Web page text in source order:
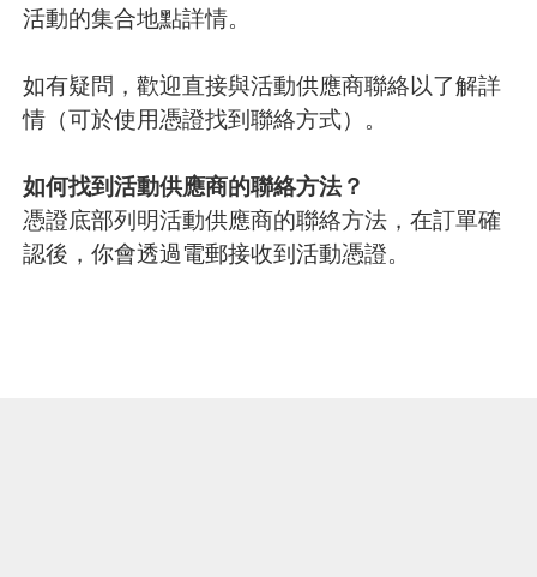
活動的集合地點詳情。
如有疑問，歡迎直接與活動供應商聯絡以了解詳
情（可於使用憑證找到聯絡方式）。
如何找到活動供應商的聯絡方法？
憑證底部列明活動供應商的聯絡方法，在訂單確
認後，你會透過電郵接收到活動憑證。